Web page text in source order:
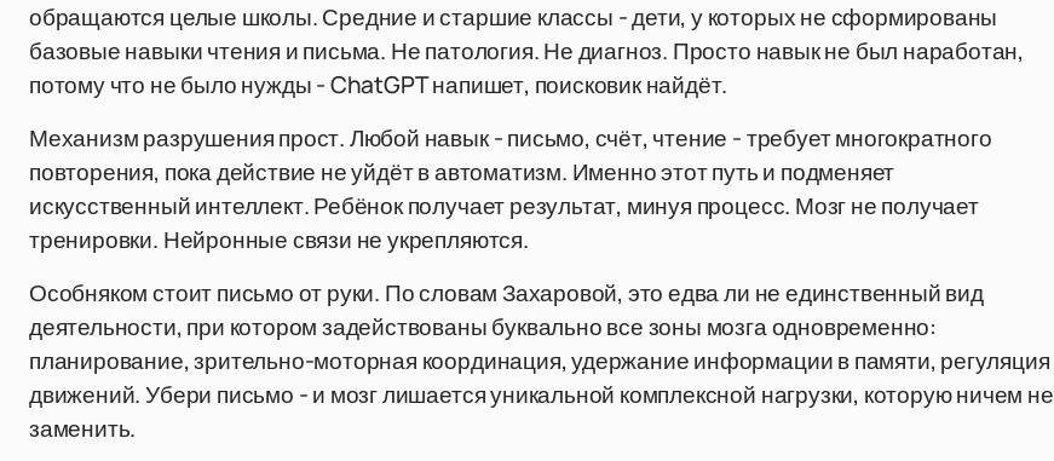
обращаются целые школы. Средние и старшие классы - дети, у которых не сформированы
базовые навыки чтения и письма. Не патология. Не диагноз. Просто навык не был наработан,
потому что не было нужды - ChatGPT напишет, поисковик найдёт.
Механизм разрушения прост. Любой навык - письмо, счёт, чтение - требует многократного
повторения, пока действие не уйдёт в автоматизм. Именно этот путь и подменяет
искусственный интеллект. Ребёнок получает результат, минуя процесс. Мозг не получает
тренировки. Нейронные связи не укрепляются.
Особняком стоит письмо от руки. По словам Захаровой, это едва ли не единственный вид
деятельности, при котором задействованы буквально все зоны мозга одновременно:
планирование, зрительно-моторная координация, удержание информации в памяти, регуляция
движений. Убери письмо - и мозг лишается уникальной комплексной нагрузки, которую ничем не
заменить.